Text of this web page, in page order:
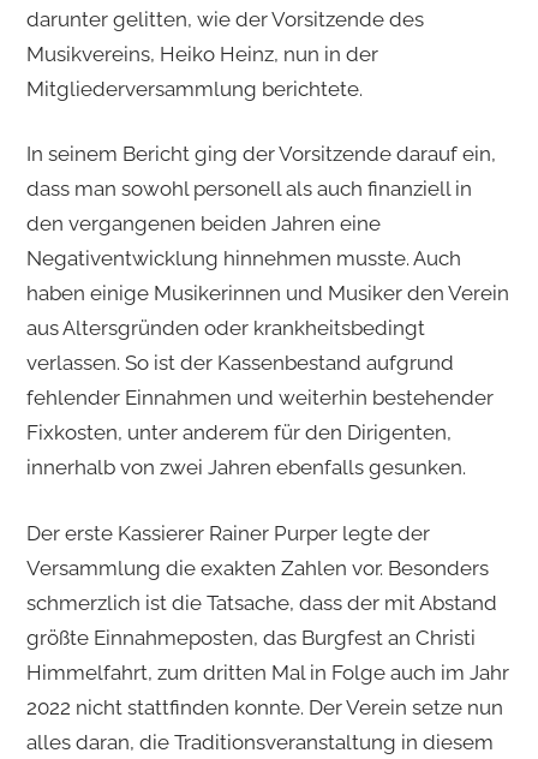
darunter gelitten, wie der Vorsitzende des
Musikvereins, Heiko Heinz, nun in der
Mitgliederversammlung berichtete.
In seinem Bericht ging der Vorsitzende darauf ein,
dass man sowohl personell als auch finanziell in
den vergangenen beiden Jahren eine
Negativentwicklung hinnehmen musste. Auch
haben einige Musikerinnen und Musiker den Verein
aus Altersgründen oder krankheitsbedingt
verlassen. So ist der Kassenbestand aufgrund
fehlender Einnahmen und weiterhin bestehender
Fixkosten, unter anderem für den Dirigenten,
innerhalb von zwei Jahren ebenfalls gesunken.
Der erste Kassierer Rainer Purper legte der
Versammlung die exakten Zahlen vor. Besonders
schmerzlich ist die Tatsache, dass der mit Abstand
größte Einnahmeposten, das Burgfest an Christi
Himmelfahrt, zum dritten Mal in Folge auch im Jahr
2022 nicht stattfinden konnte. Der Verein setze nun
alles daran, die Traditionsveranstaltung in diesem